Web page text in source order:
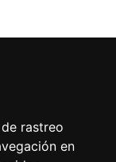
rastreo
en